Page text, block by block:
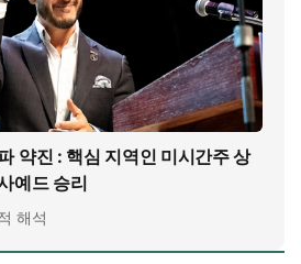
약진 : 핵심 지역인 미시간주 상
예드 승리
해석